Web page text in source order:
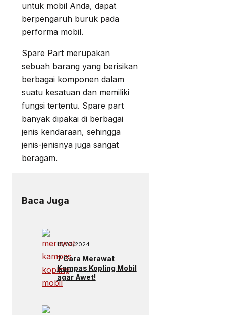
untuk mobil Anda, dapat
berpengaruh buruk pada
performa mobil.
Spare Part merupakan
sebuah barang yang berisikan
berbagai komponen dalam
suatu kesatuan dan memiliki
fungsi tertentu. Spare part
banyak dipakai di berbagai
jenis kendaraan, sehingga
jenis-jenisnya juga sangat
beragam.
Baca Juga
18/02/2024
7 Cara Merawat
Kampas Kopling Mobil
agar Awet!